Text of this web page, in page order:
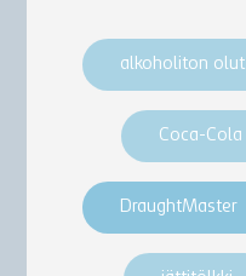
alkoholiton olut
Coca-Cola
DraughtMaster